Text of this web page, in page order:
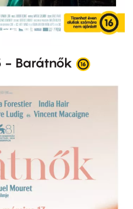
- Barátnők